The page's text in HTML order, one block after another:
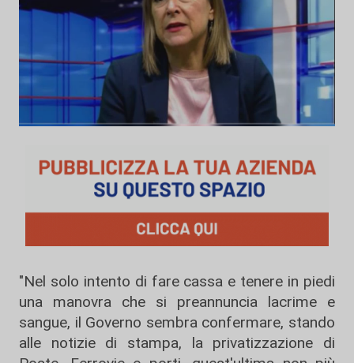
"Nel solo intento di fare cassa e tenere in piedi
una manovra che si preannuncia lacrime e
sangue, il Governo sembra confermare, stando
alle notizie di stampa, la privatizzazione di